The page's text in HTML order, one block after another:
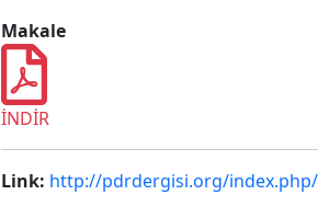
Makale
İNDİR
Link: http://pdrdergisi.org/